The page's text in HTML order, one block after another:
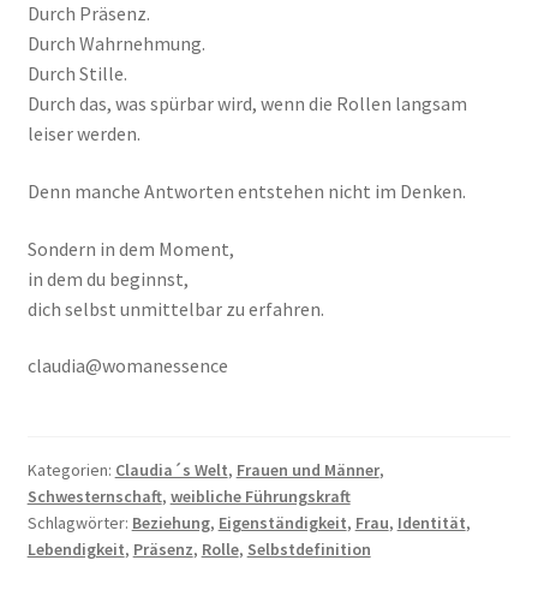
Durch Präsenz.
Durch Wahrnehmung.
Durch Stille.
Durch das, was spürbar wird, wenn die Rollen langsam
leiser werden.
Denn manche Antworten entstehen nicht im Denken.
Sondern in dem Moment,
in dem du beginnst,
dich selbst unmittelbar zu erfahren.
claudia@womanessence
Kategorien: Claudia´s Welt, Frauen und Männer,
Schwesternschaft, weibliche Führungskraft
Schlagwörter: Beziehung, Eigenständigkeit, Frau, Identität,
Lebendigkeit, Präsenz, Rolle, Selbstdefinition